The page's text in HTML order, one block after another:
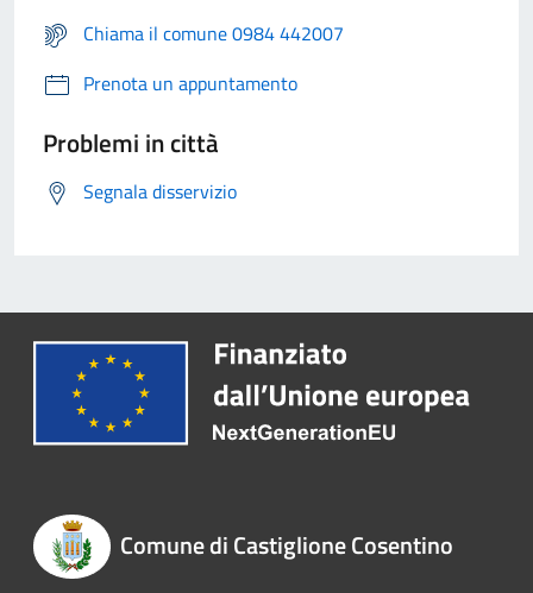
Chiama il comune 0984 442007
Prenota un appuntamento
Problemi in città
Segnala disservizio
Comune di Castiglione Cosentino